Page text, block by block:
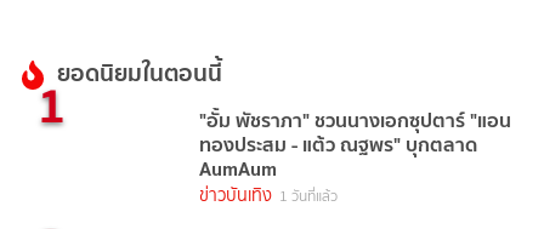
ยอดนิยมในตอนนี้
1 "อั้ม พัชราภา" ชวนนางเอกซุปตาร์ "แอน
ทองประสม - แต้ว ณฐพร" บุกตลาด
AumAum
ข่าวบันเทิง 1 วันที่แล้ว